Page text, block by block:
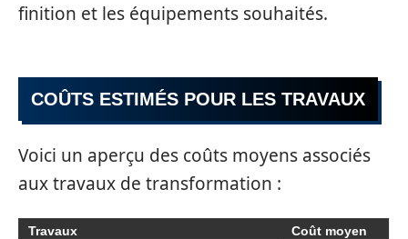
finition et les équipements souhaités.
COÛTS ESTIMÉS POUR LES TRAVAUX
Voici un aperçu des coûts moyens associés
aux travaux de transformation :
Travaux Coût moyen